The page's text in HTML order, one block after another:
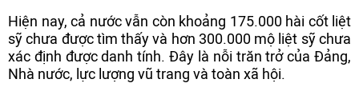
Hiện nay, cả nước vẫn còn khoảng 175.000 hài cốt liệt
sỹ chưa được tìm thấy và hơn 300.000 mộ liệt sỹ chưa
xác định được danh tính. Đây là nỗi trăn trở của Đảng,
Nhà nước, lực lượng vũ trang và toàn xã hội.